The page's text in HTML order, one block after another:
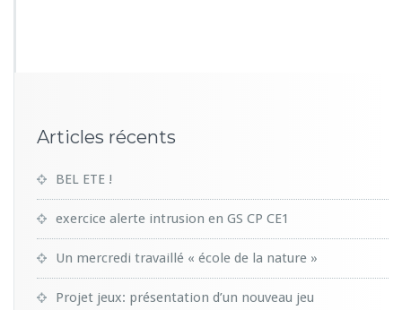
Articles récents
BEL ETE !
exercice alerte intrusion en GS CP CE1
Un mercredi travaillé « école de la nature »
Projet jeux: présentation d’un nouveau jeu